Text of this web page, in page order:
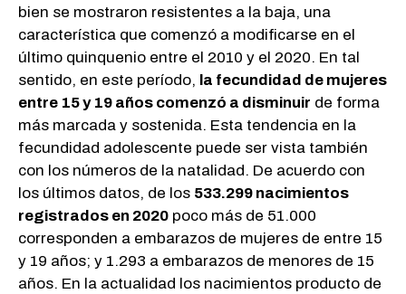
bien se mostraron resistentes a la baja, una
característica que comenzó a modificarse en el
último quinquenio entre el 2010 y el 2020. En tal
sentido, en este período, la fecundidad de mujeres
entre 15 y 19 años comenzó a disminuir de forma
más marcada y sostenida. Esta tendencia en la
fecundidad adolescente puede ser vista también
con los números de la natalidad. De acuerdo con
los últimos datos, de los 533.299 nacimientos
registrados en 2020 poco más de 51.000
corresponden a embarazos de mujeres de entre 15
y 19 años; y 1.293 a embarazos de menores de 15
años. En la actualidad los nacimientos producto de